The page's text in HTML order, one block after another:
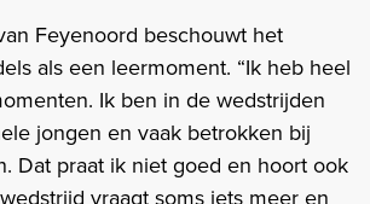
Feyenoord beschouwt het
als een leermoment. “Ik heb heel
Ik ben in de wedstrijden
jongen en vaak betrokken bij
Dat praat ik niet goed en hoort ook